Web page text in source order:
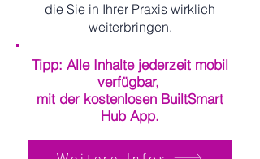
die Sie in Ihrer Praxis wirklich
weiterbringen.
Tipp: Alle Inhalte jederzeit mobil
verfügbar,
mit der kostenlosen BuiltSmart
Hub App.